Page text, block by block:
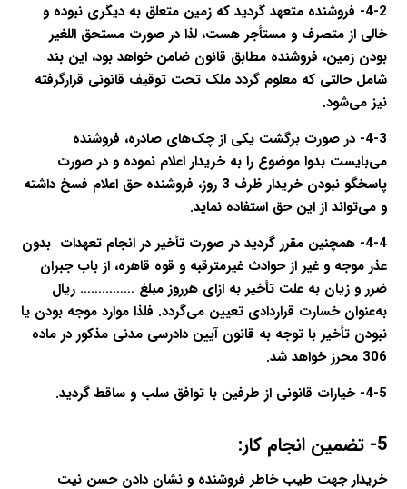
4-2- فروشنده متعهد گردید که زمین متعلق به دیگری نبوده و
خالی از متصرف و مستأجر هست، لذا در صورت مستحق اللغیر
بودن زمین، فروشنده مطابق قانون ضامن خواهد بود، این بند
شامل حالتی که معلوم گردد ملک تحت توقیف قانونی قرارگرفته
نیز می‌شود.
4-3- در صورت برگشت یکی از چک‌های صادره، فروشنده
می‌بایست بدوا موضوع را به خریدار اعلام نموده و در صورت
پاسخگو نبودن خریدار ظرف 3 روز، فروشنده حق اعلام فسخ داشته
و می‌تواند از این حق استفاده نماید.
4-4- همچنین مقرر گردید در صورت تأخیر در انجام تعهدات بدون
عذر موجه و غیر از حوادث غیرمترقبه و قوه قاهره، از باب جبران
ضرر و زیان به علت تأخیر به ازای هرروز مبلغ …………… ریال
به‌عنوان خسارت قراردادی تعیین می‌گردد. فلذا موارد موجه بودن یا
نبودن تأخیر با توجه به قانون آیین دادرسی مدنی مذکور در ماده
306 محرز خواهد شد.
4-5- خیارات قانونی از طرفین با توافق سلب و ساقط گردید.
5- تضمین انجام کار:
خریدار جهت طیب خاطر فروشنده و نشان دادن حسن نیت